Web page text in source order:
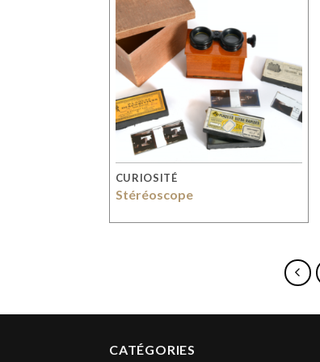
CURIOSITÉ
Stéréoscope
CATÉGORIES